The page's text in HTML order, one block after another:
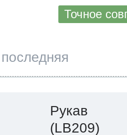
Точное
Рукав
(LB209)